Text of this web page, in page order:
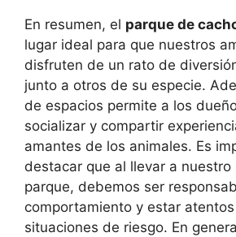
En resumen, el parque de
lugar ideal para que nuestros
disfruten de un rato de
junto a otros de su especie.
de espacios permite a los
socializar y compartir
amantes de los animales. Es
destacar que al llevar a nuestro
parque, debemos ser
comportamiento y estar
situaciones de riesgo. En